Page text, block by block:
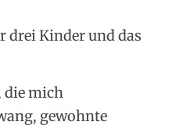
drei Kinder und das
die mich
gewohnte